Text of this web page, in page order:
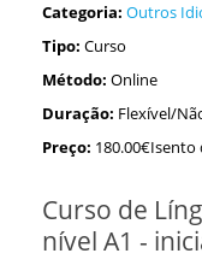
Categoria: Outros
Tipo: Curso
Método: Online
Duração: Flexível/
Preço: 180.00€Isento
Curso de
nível A1 -